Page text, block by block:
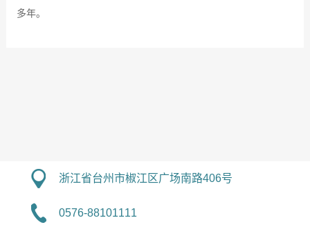
多年。
浙江省台州市椒江区广场南路406号
0576-88101111